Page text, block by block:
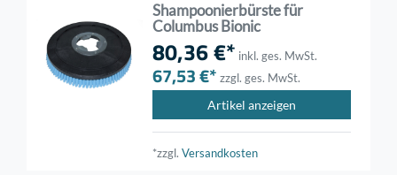
Shampoonierbürste für
Columbus Bionic
80,36 €* inkl. ges. MwSt.
67,53 €* zzgl. ges. MwSt.
Artikel anzeigen
*zzgl.Versandkosten